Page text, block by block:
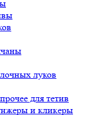
луков
для тетив
и кликеры